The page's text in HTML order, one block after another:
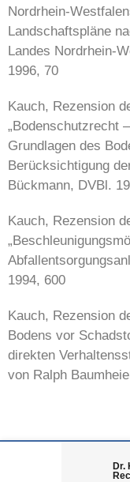
Nordrhein-
Landschaftspläne
Landes Nordrhein-
1996, 70
Kauch, Rezension
„Bodenschutzrecht
Grundlagen des
Berücksichtigung
Bückmann, DVBl.
Kauch, Rezension
1994, 600
Kauch, Rezension
Bodens vor
direkten
von Ralph
Dr.